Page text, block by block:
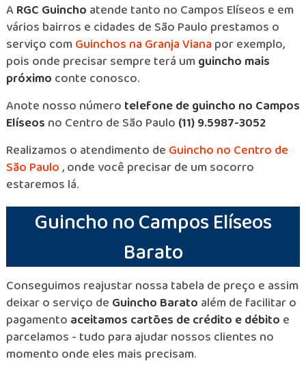
ARGC Guincho atende tanto no Campos Elíseos e em
vários bairros e cidades de São Paulo prestamos o
serviço comGuinchos na Granja Viana por exemplo,
pois onde precisar sempre terá umguincho mais
próximo conte conosco.
Anote nosso número telefone de guincho no Campos
Elíseos no Centro de São Paulo (11) 9.5987-3052
Realizamos o atendimento de Guincho no Centro de
São Paulo, onde você precisar de um socorro
estaremos lá.
Guincho no Campos Elíseos
Barato
Conseguimos reajustar nossa tabela de preço e assim
deixar o serviço de Guincho Barato além de facilitar o
pagamento aceitamos cartões de crédito e débito e
parcelamos - tudo para ajudar nossos clientes no
momento onde eles mais precisam.